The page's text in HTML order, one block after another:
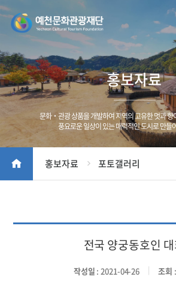
홍보자료
문화‧관광 상품을 개발하여 지역의 고유한 멋과 향
풍요로운 일상이 있는 매력적인 도시로 만들
홍보자료 포토갤러리
전국 양궁동호인 대
작성일 : 2021-04-26 조회